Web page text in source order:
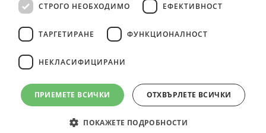
© 2000-2026 ФБО. Всички права запазени.
СТРОГО НЕОБХОДИМО ЕФЕКТИВНОСТ
ТАРГЕТИРАНЕ ФУНКЦИОНАЛНОСТ
НЕКЛАСИФИЦИРАНИ
ПРИЕМЕТЕ ВСИЧКИ ОТХВЪРЛЕТЕ ВСИЧКИ
ПОКАЖЕТЕ ПОДРОБНОСТИ